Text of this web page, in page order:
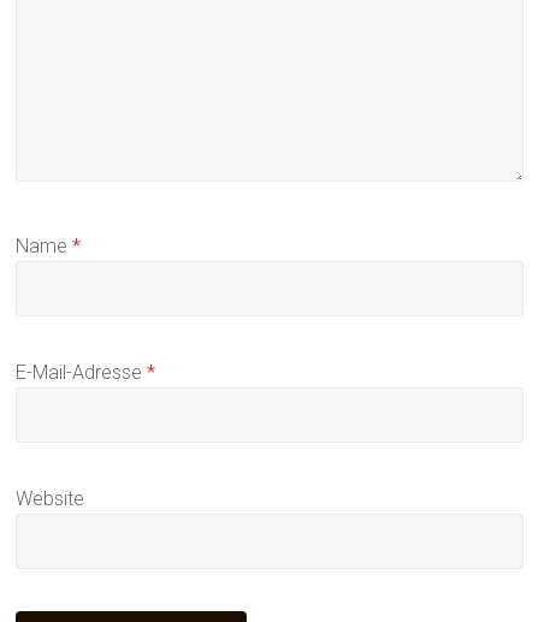
Name*
E-Mail-Adresse*
Website